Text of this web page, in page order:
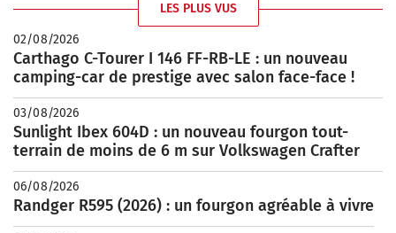
LES PLUS VUS
02/08/2026
Carthago C-Tourer I 146 FF-RB-LE : un nouveau
camping-car de prestige avec salon face-face !
03/08/2026
Sunlight Ibex 604D : un nouveau fourgon tout-
terrain de moins de 6 m sur Volkswagen Crafter
06/08/2026
Randger R595 (2026) : un fourgon agréable à vivre